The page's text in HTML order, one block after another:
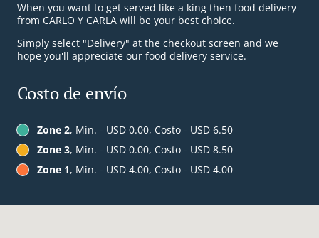
When you want to get served like a king then food delivery
from CARLO Y CARLA will be your best choice.
Simply select "Delivery" at the checkout screen and we
hope you'll appreciate our food delivery service.
Costo de envío
Zone 2, Min. - USD 0.00, Costo - USD 6.50
Zone 3, Min. - USD 0.00, Costo - USD 8.50
Zone 1, Min. - USD 4.00, Costo - USD 4.00